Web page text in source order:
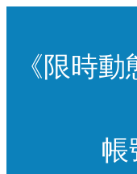
《限時
帳